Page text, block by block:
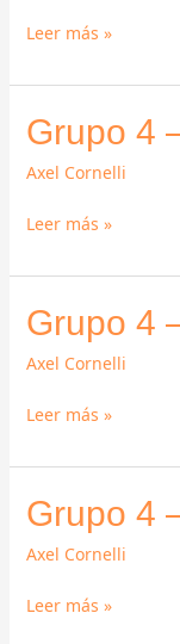
–
Leer más »
Grupo 4
Axel Cornelli
Grupo
4
–
–
Leer más »
Grupo 4
Axel Cornelli
Grupo
4
–
–
Leer más »
Grupo 4
Axel Cornelli
Grupo
–
–
Leer más »